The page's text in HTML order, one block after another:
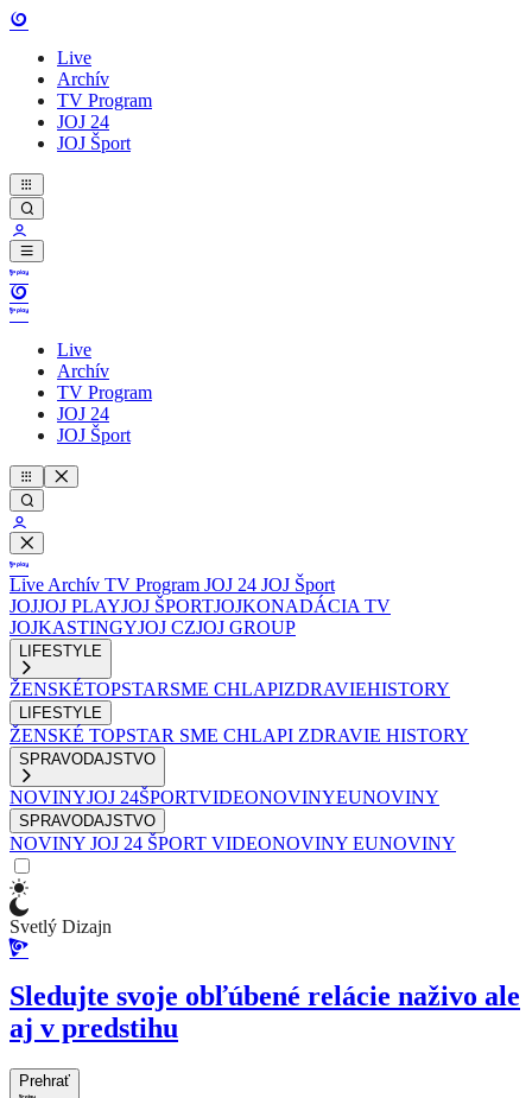
Live
Archív
TV Program
JOJ 24
JOJ Šport
Live
Archív
TV Program
JOJ 24
JOJ Šport
Live Archív TV Program JOJ 24 JOJ Šport
JOJJOJ PLAYJOJ ŠPORTJOJKONADÁCIA TV
JOJKASTINGYJOJ CZJOJ GROUP
LIFESTYLE
ŽENSKÉTOPSTARSME CHLAPIZDRAVIEHISTORY
LIFESTYLE
ŽENSKÉ TOPSTAR SME CHLAPI ZDRAVIE HISTORY
SPRAVODAJSTVO
NOVINYJOJ 24ŠPORTVIDEONOVINYEUNOVINY
SPRAVODAJSTVO
NOVINY JOJ 24 ŠPORT VIDEONOVINY EUNOVINY
Svetlý Dizajn
Sledujte svoje obľúbené relácie naživo ale
aj v predstihu
Prehrať